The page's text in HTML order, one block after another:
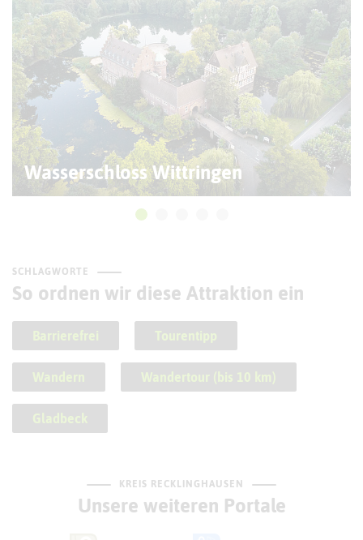
Wasserschloss Wittringen
SCHLAGWORTE
So ordnen wir diese Attraktion ein
Barrierefrei Tourentipp
Wandern Wandertour (bis 10 km)
Gladbeck
KREIS RECKLINGHAUSEN
Unsere weiteren Portale